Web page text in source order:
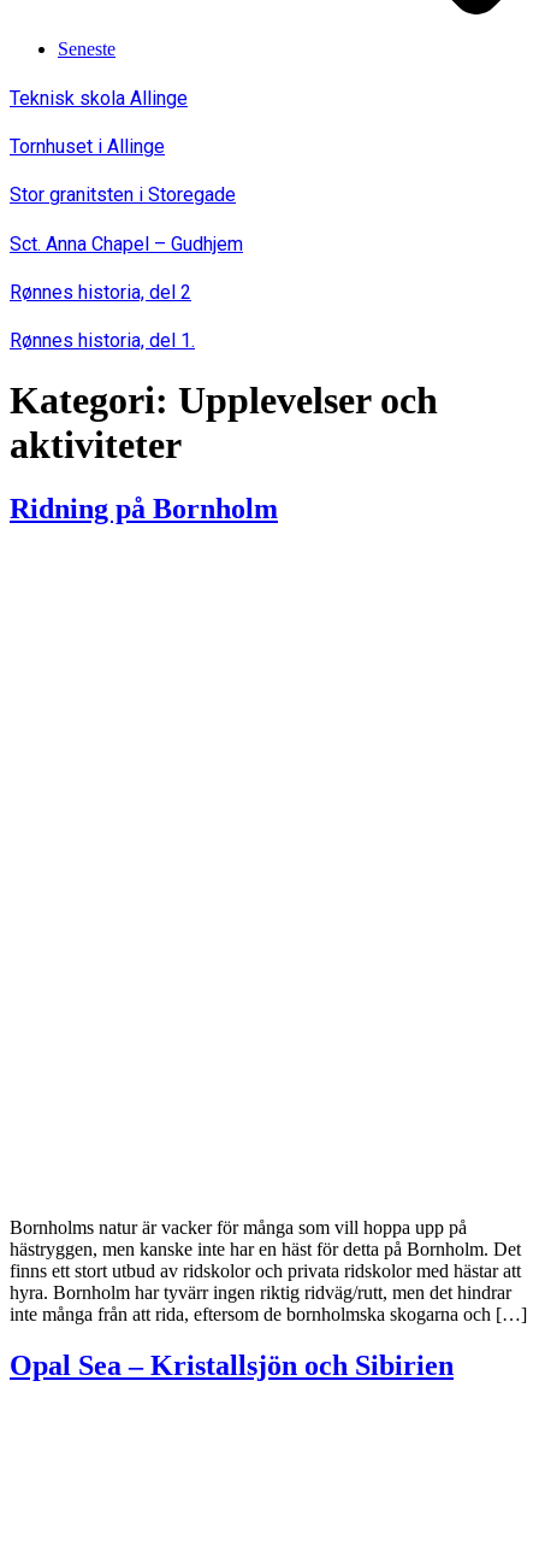
Seneste
Teknisk skola Allinge
Tornhuset i Allinge
Stor granitsten i Storegade
Sct. Anna Chapel – Gudhjem
Rønnes historia, del 2
Rønnes historia, del 1.
Kategori: Upplevelser och
aktiviteter
Ridning på Bornholm
Bornholms natur är vacker för många som vill hoppa upp på
hästryggen, men kanske inte har en häst för detta på Bornholm. Det
finns ett stort utbud av ridskolor och privata ridskolor med hästar att
hyra. Bornholm har tyvärr ingen riktig ridväg/rutt, men det hindrar
inte många från att rida, eftersom de bornholmska skogarna och […]
Opal Sea – Kristallsjön och Sibirien